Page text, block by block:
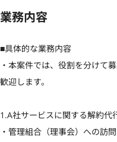
業務内容
■具体的な業務内容
・本案件では、役割を分けて
歓迎します。
1.A社サービスに関する解約代
・管理組合（理事会）への訪